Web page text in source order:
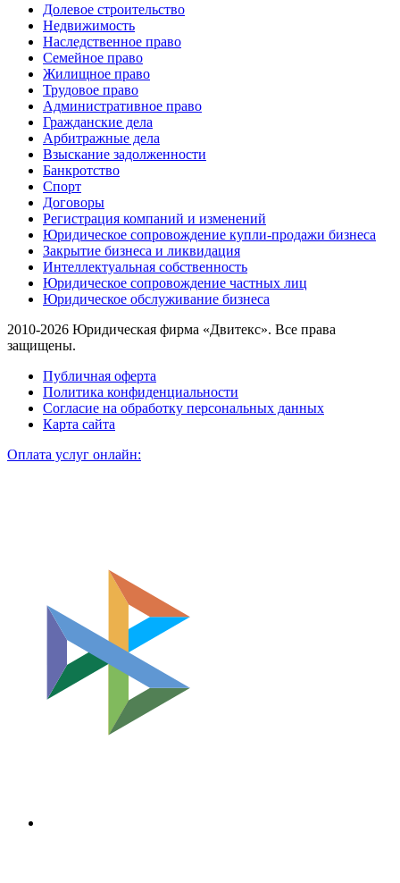
Долевое строительство
Недвижимость
Наследственное право
Семейное право
Жилищное право
Трудовое право
Административное право
Гражданские дела
Арбитражные дела
Взыскание задолженности
Банкротство
Спорт
Договоры
Регистрация компаний и изменений
Юридическое сопровождение купли-продажи бизнеса
Закрытие бизнеса и ликвидация
Интеллектуальная собственность
Юридическое сопровождение частных лиц
Юридическое обслуживание бизнеса
2010-2026 Юридическая фирма «Двитекс». Все права
защищены.
Публичная оферта
Политика конфиденциальности
Согласие на обработку персональных данных
Карта сайта
Оплата услуг онлайн: